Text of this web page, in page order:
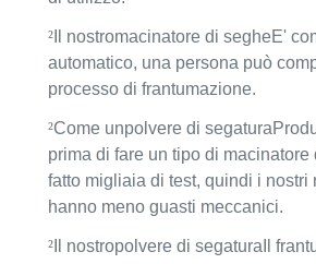
² Il nostromacinatore di segheE'
automatico, una persona può
processo di frantumazione.
²Come unpolvere di segatura
prima di fare un tipo di
fatto migliaia di test, quindi i nostri
hanno meno guasti meccanici.
² Il nostropolvere di segatura Il